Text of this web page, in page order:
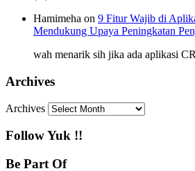
Hamimeha on 9 Fitur Wajib di
Mendukung Upaya Peningkatan
wah menarik sih jika ada aplikasi
Archives
Archives
Follow Yuk !!
Be Part Of